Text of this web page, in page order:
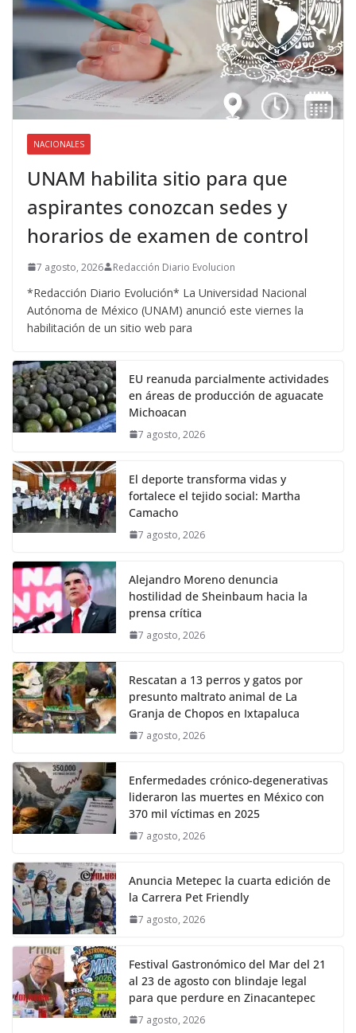
NACIONALES
UNAM habilita sitio para que
aspirantes conozcan sedes y
horarios de examen de control
7 agosto, 2026 Redacción Diario Evolucion
*Redacción Diario Evolución* La Universidad Nacional
Autónoma de México (UNAM) anunció este viernes la
habilitación de un sitio web para
EU reanuda parcialmente actividades
en áreas de producción de aguacate
Michoacan
7 agosto, 2026
El deporte transforma vidas y
fortalece el tejido social: Martha
Camacho
7 agosto, 2026
Alejandro Moreno denuncia
hostilidad de Sheinbaum hacia la
prensa crítica
7 agosto, 2026
Rescatan a 13 perros y gatos por
presunto maltrato animal de La
Granja de Chopos en Ixtapaluca
7 agosto, 2026
Enfermedades crónico-degenerativas
lideraron las muertes en México con
370 mil víctimas en 2025
7 agosto, 2026
Anuncia Metepec la cuarta edición de
la Carrera Pet Friendly
7 agosto, 2026
Festival Gastronómico del Mar del 21
al 23 de agosto con blindaje legal
para que perdure en Zinacantepec
7 agosto, 2026